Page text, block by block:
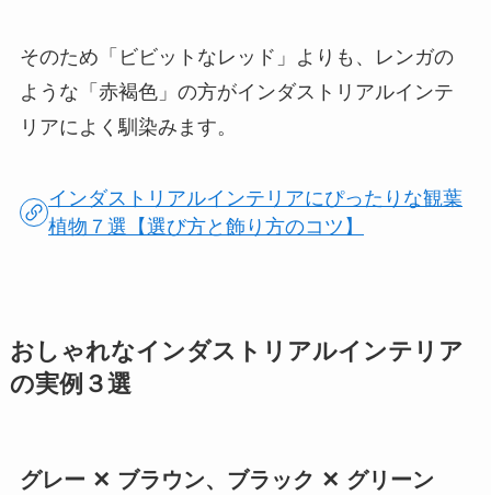
そのため「ビビットなレッド」よりも、レンガの
ような「赤褐色」の方がインダストリアルインテ
リアによく馴染みます。
インダストリアルインテリアにぴったりな観葉
植物７選【選び方と飾り方のコツ】
おしゃれなインダストリアルインテリア
の実例３選
グレー ✕ ブラウン、ブラック ✕ グリーン